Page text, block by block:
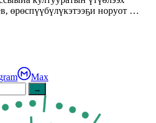
өрөспүүбүлүкэтээҕи норуот …
Max